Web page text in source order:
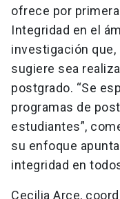
ofrece por
Integridad en el
investigación
sugiere sea
postgrado. “Se
programas de
estudiantes”,
su enfoque
integridad en
Cecilia Arce,